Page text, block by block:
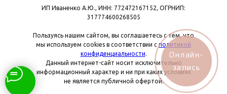
ИП Иваненко А.Ю., ИНН: 772472167152, ОГРНИП:
317774600268505
Пользуясь нашим сайтом, вы соглашаетесь с тем, что
мы используем cookies в соответствии с политикой
конфиденциальности
Данный интернет-сайт носит исключительно
информационный характер и ни при каких условиях
не является публичной офертой.
Онлайн-
запись